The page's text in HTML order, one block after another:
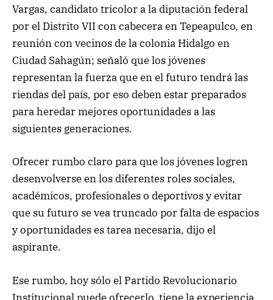
Vargas, candidato tricolor a la diputación federal
por el Distrito VII con cabecera en Tepeapulco, en
reunión con vecinos de la colonia Hidalgo en
Ciudad Sahagún; señaló que los jóvenes
representan la fuerza que en el futuro tendrá las
riendas del país, por eso deben estar preparados
para heredar mejores oportunidades a las
siguientes generaciones.
Ofrecer rumbo claro para que los jóvenes logren
desenvolverse en los diferentes roles sociales,
académicos, profesionales o deportivos y evitar
que su futuro se vea truncado por falta de espacios
y oportunidades es tarea necesaria, dijo el
aspirante.
Ese rumbo, hoy sólo el Partido Revolucionario
Institucional puede ofrecerlo, tiene la experiencia